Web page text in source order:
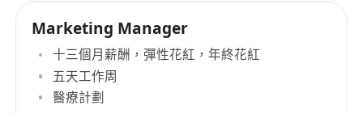
Marketing Manager
十三個月薪酬，彈性花紅，年終花紅
五天工作周
醫療計劃